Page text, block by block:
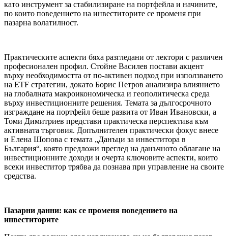
като инструмент за стабилизиране на портфейла и начините,
по които поведението на инвеститорите се променя при
пазарна волатилност.
Практическите аспекти бяха разгледани от лектори с различен
професионален профил. Стойне Василев постави акцент
върху необходимостта от по-активен подход при използването
на ETF стратегии, докато Борис Петров анализира влиянието
на глобалната макроикономическа и геополитическа среда
върху инвестиционните решения. Темата за дългосрочното
изграждане на портфейл беше развита от Иван Ивановски, а
Томи Димитриев представи практическа перспектива към
активната търговия. Допълнителен практически фокус внесе
и Елена Шопова с темата „Данъци за инвеститора в
България“, която предложи преглед на данъчното облагане на
инвестиционните доходи и очерта ключовите аспекти, които
всеки инвеститор трябва да познава при управление на своите
средства.
Пазарни данни: как се променя поведението на
инвеститорите